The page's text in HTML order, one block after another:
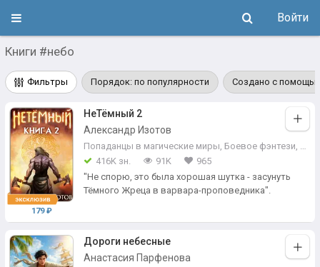
Войти
Книги #небо
Фильтры Порядок: по популярности Создано с
179 ₽
НеТёмный 2
Александр Изотов
Попаданцы в магические миры, Боевое фэнтези,
416K зн.
91K
965
"Не спорю, это была хорошая шутка - засунуть
Тёмного Жреца в варвара-проповедника".
Дороги небесные
Анастасия Парфенова